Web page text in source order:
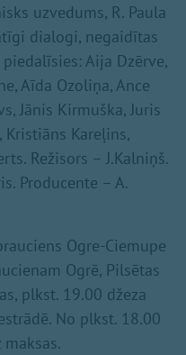
uzvedums, R. Paula
dialogi, negaidītas
Aija Dzērve,
Aīda Ozoliņa, Ance
Jānis Kirmuška, Juris
Kristiāns Kareļins,
Režisors – J.Kalniņš.
Producente – A.
Ogre-Ciemupe
Ogrē, Pilsētas
plkst. 19.00 džeza
No plkst. 18.00